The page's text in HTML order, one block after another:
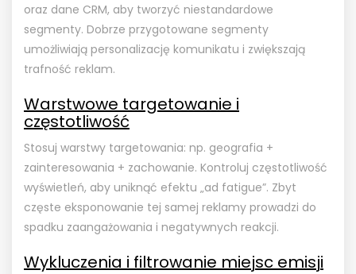
oraz dane CRM, aby tworzyć niestandardowe
segmenty. Dobrze przygotowane segmenty
umożliwiają personalizację komunikatu i zwiększają
trafność reklam.
Warstwowe targetowanie i
częstotliwość
Stosuj warstwy targetowania: np. geografia +
zainteresowania + zachowanie. Kontroluj częstotliwość
wyświetleń, aby uniknąć efektu „ad fatigue”. Zbyt
częste eksponowanie tej samej reklamy prowadzi do
spadku zaangażowania i negatywnych reakcji.
Wykluczenia i filtrowanie miejsc emisji